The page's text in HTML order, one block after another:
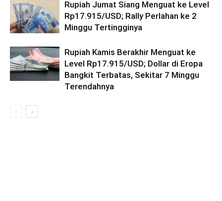
Rupiah Jumat Siang Menguat ke Level
Rp17.915/USD; Rally Perlahan ke 2
Minggu Tertingginya
Rupiah Kamis Berakhir Menguat ke
Level Rp17.915/USD; Dollar di Eropa
Bangkit Terbatas, Sekitar 7 Minggu
Terendahnya